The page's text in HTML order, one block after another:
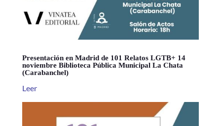
Presentación en Madrid de 101 Relatos LGTB+ 14
noviembre Biblioteca Pública Municipal La Chata
(Carabanchel)
Leer